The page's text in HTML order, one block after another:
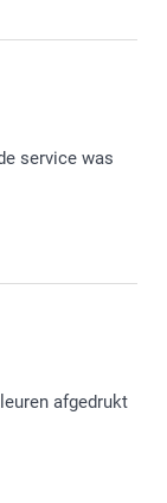
dat je
plezier
service was
dat je
tevreden over
je graag nog
afgedrukt